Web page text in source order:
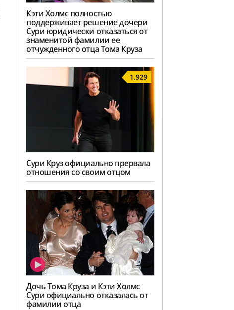
Кэти Холмс полностью
поддерживает решение дочери
Сури юридически отказаться от
знаменитой фамилии ее
отчужденного отца Тома Круза
1,929
Сури Круз официально прервала
отношения со своим отцом
Дочь Тома Круза и Кэти Холмс
Сури официально отказалась от
фамилии отца